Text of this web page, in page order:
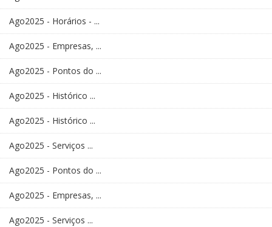
Ago2025 - Horários - ...
Ago2025 - Empresas, ...
Ago2025 - Pontos do ...
Ago2025 - Histórico ...
Ago2025 - Histórico ...
Ago2025 - Serviços ...
Ago2025 - Pontos do ...
Ago2025 - Empresas, ...
Ago2025 - Serviços ...